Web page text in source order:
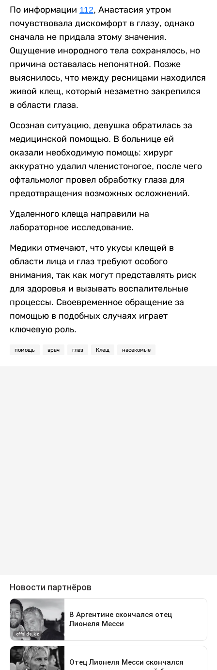
По информации 112, Анастасия утром
почувствовала дискомфорт в глазу, однако
сначала не придала этому значения.
Ощущение инородного тела сохранялось, но
причина оставалась непонятной. Позже
выяснилось, что между ресницами находился
живой клещ, который незаметно закрепился
в области глаза.
Осознав ситуацию, девушка обратилась за
медицинской помощью. В больнице ей
оказали необходимую помощь: хирург
аккуратно удалил членистоногое, после чего
офтальмолог провел обработку глаза для
предотвращения возможных осложнений.
Удаленного клеща направили на
лабораторное исследование.
Медики отмечают, что укусы клещей в
области лица и глаз требуют особого
внимания, так как могут представлять риск
для здоровья и вызывать воспалительные
процессы. Своевременное обращение за
помощью в подобных случаях играет
ключевую роль.
помощь врач глаз Клещ насекомые